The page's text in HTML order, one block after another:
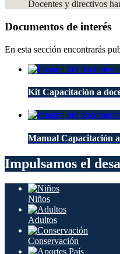
Docentes y directivos
Documentos de interés
En esta sección encontrarás
Kit Capacitación a
Manual Capacitación
Impulsamos el
Niños
Adultos
Conservación